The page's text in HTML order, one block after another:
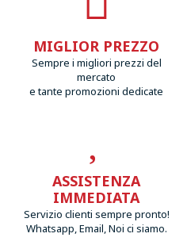
MIGLIOR PREZZO
Sempre i migliori prezzi del
mercato
e tante promozioni dedicate
ASSISTENZA
IMMEDIATA
Servizio clienti sempre pronto!
Whatsapp, Email, Noi ci siamo.